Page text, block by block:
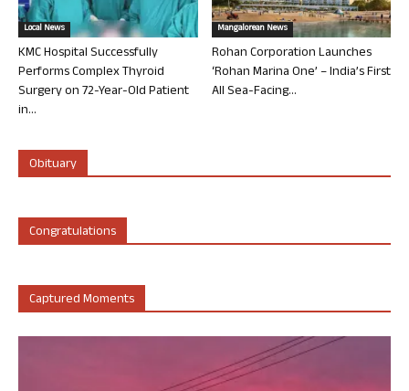
Local News
KMC Hospital Successfully
Performs Complex Thyroid
Surgery on 72-Year-Old Patient
in...
Mangalorean News
Rohan Corporation Launches
‘Rohan Marina One’ – India’s First
All Sea-Facing...
Obituary
Congratulations
Captured Moments